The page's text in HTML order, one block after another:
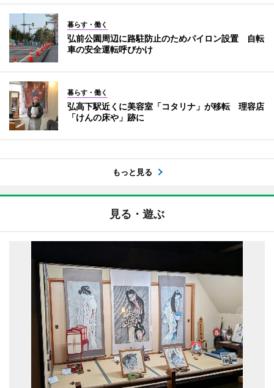
暮らす・働く
弘前公園周辺に路駐防止のためパイロン設置 自転
車の安全運転呼びかけ
暮らす・働く
弘高下駅近くに美容室「コタリナ」が移転 理容店
「けんの床や」跡に
もっと見る
見る・遊ぶ